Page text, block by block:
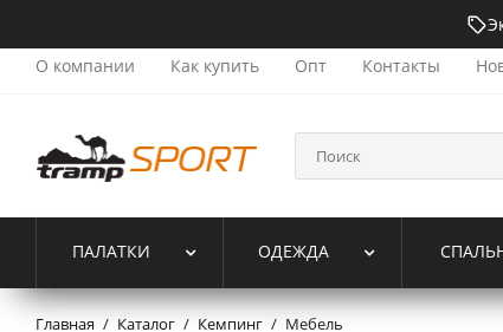
О компании
Как купить Опт Контакты
ПАЛАТКИ ОДЕЖДА
Главная / Каталог / Кемпинг / Мебель